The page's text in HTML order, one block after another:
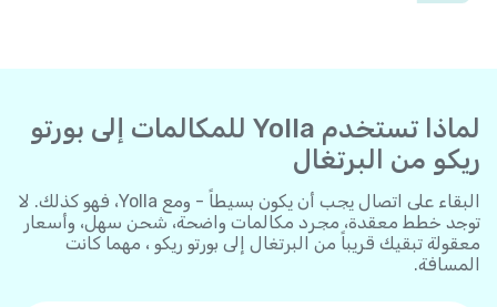
لماذا تستخدم Yolla للمكالمات إلى بورتو
ريكو من البرتغال
البقاء على اتصال يجب أن يكون بسيطاً - ومع Yolla، فهو كذلك. لا
توجد خطط معقدة، مجرد مكالمات واضحة، شحن سهل، وأسعار
معقولة تبقيك قريباً من البرتغال إلى بورتو ريكو ، مهما كانت
المسافة.